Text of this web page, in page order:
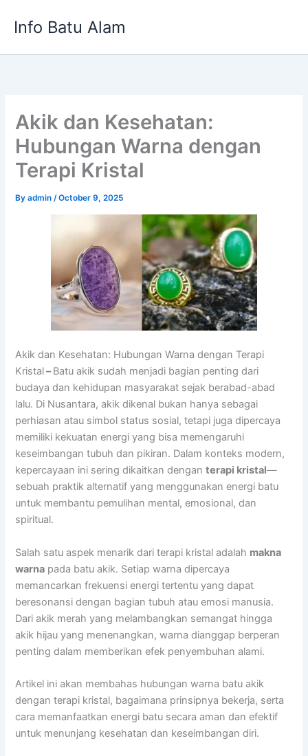
Info Batu Alam
Akik dan Kesehatan:
Hubungan Warna dengan
Terapi Kristal
Byadmin/October 9, 2025
Akik dan Kesehatan: Hubungan Warna dengan Terapi
Kristal–Batu akik sudah menjadi bagian penting dari
budaya dan kehidupan masyarakat sejak berabad-abad
lalu. Di Nusantara, akik dikenal bukan hanya sebagai
perhiasan atau simbol status sosial, tetapi juga dipercaya
memiliki kekuatan energi yang bisa memengaruhi
keseimbangan tubuh dan pikiran. Dalam konteks modern,
kepercayaan ini sering dikaitkan denganterapi kristal—
sebuah praktik alternatif yang menggunakan energi batu
untuk membantu pemulihan mental, emosional, dan
spiritual.
Salah satu aspek menarik dari terapi kristal adalah makna
warna pada batu akik. Setiap warna dipercaya
memancarkan frekuensi energi tertentu yang dapat
beresonansi dengan bagian tubuh atau emosi manusia.
Dari akik merah yang melambangkan semangat hingga
akik hijau yang menenangkan, warna dianggap berperan
penting dalam memberikan efek penyembuhan alami.
Artikel ini akan membahas hubungan warna batu akik
dengan terapi kristal, bagaimana prinsipnya bekerja, serta
cara memanfaatkan energi batu secara aman dan efektif
untuk menunjang kesehatan dan keseimbangan diri.